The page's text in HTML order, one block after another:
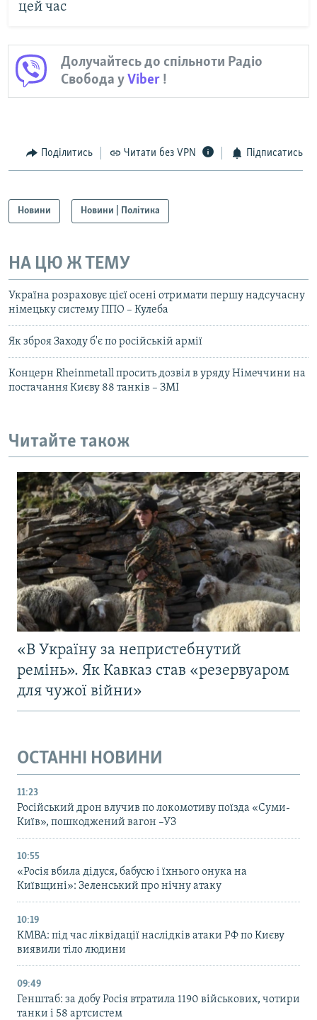
цей час
Долучайтесь до спільноти Радіо
Свобода уViber !
Поділитись Читати без VPN Підписатись
Новини Новини | Політика
НА ЦЮ Ж ТЕМУ
Україна розраховує цієї осені отримати першу надсучасну
німецьку систему ППО – Кулеба
Як зброя Заходу б'є по російській армії
Концерн Rheinmetall просить дозвіл в уряду Німеччини на
постачання Києву 88 танків – ЗМІ
Читайте також
«В Україну за непристебнутий
ремінь». Як Кавказ став «резервуаром
для чужої війни»
ОСТАННІ НОВИНИ
11:23
Російський дрон влучив по локомотиву поїзда «Суми-
Київ», пошкоджений вагон –УЗ
10:55
«Росія вбила дідуся, бабусю і їхнього онука на
Київщині»: Зеленський про нічну атаку
10:19
КМВА: під час ліквідації наслідків атаки РФ по Києву
виявили тіло людини
09:49
Генштаб: за добу Росія втратила 1190 військових, чотири
танки і 58 артсистем